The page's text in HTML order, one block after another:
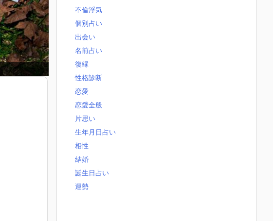
不倫浮気
個別占い
出会い
名前占い
復縁
性格診断
恋愛
恋愛全般
片思い
生年月日占い
相性
結婚
誕生日占い
運勢